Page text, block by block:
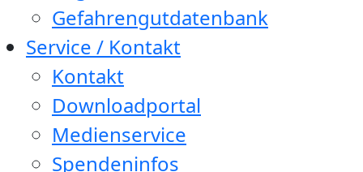
Gefahrengutdatenbank
Service / Kontakt
Kontakt
Downloadportal
Medienservice
Spendeninfos